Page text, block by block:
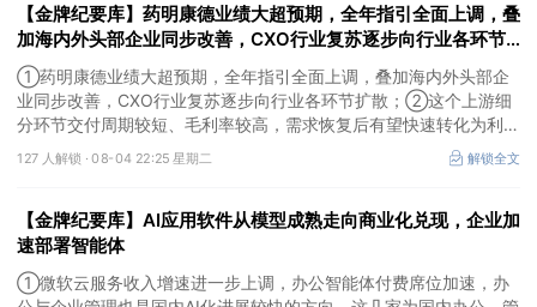
采购规模已经超过上一年全年，这几家企业为国内特高压设备头部企
业。
【金牌纪要库】药明康德业绩大超预期，全年指引全面上调，叠
加海内外头部企业同步改善，CXO行业复苏逐步向行业各环节
扩散，这个上游细分环节交付周期较短、毛利率较高，需求恢复
后有望快速转化为利润
①药明康德业绩大超预期，全年指引全面上调，叠加海内外头部企
业同步改善，CXO行业复苏逐步向行业各环节扩散；②这个上游细
分环节交付周期较短、毛利率较高，需求恢复后有望快速转化为利
润，率先完成客户认证并具备规模化生产能力的企业竞争优势更明
显；③相较2019—2021年周期，本轮更多来自存量管线向中后期推
修复，该环节业绩兑现属性更强。
127 人解锁 ·08-04 22:25 星期二 解锁全文
【金牌纪要库】AI应用软件从模型成熟走向商业化兑现，企业加
速部署智能体
①微软云服务收入增速进一步上调，办公智能体付费席位加速，办